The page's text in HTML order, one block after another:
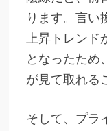
ります。言い
上昇トレン
となったため
が見て取れる
そして、プラ